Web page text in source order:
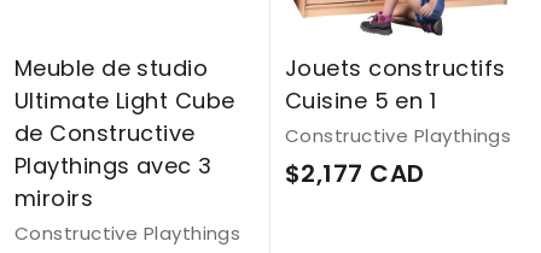
Meuble de studio
Ultimate Light Cube
de Constructive
Playthings avec 3
miroirs
Constructive Playthings
Jouets constructifs
Cuisine 5 en 1
Constructive Playthings
$2,177 CAD